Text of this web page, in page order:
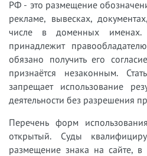
РФ - это размещение
рекламе, вывесках,
числе в доменных именах.
принадлежит
обязано получить его
признаётся незаконным.
запрещает использование
деятельности без разрешения
Перечень форм
открытый. Суды
размещение знака на сайте, в